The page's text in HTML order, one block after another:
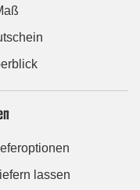
lassen